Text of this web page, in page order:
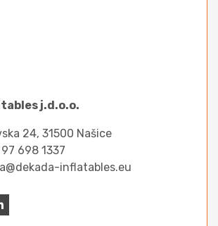
j.d.o.o.
24, 31500 Našice
698 1337
inflatables.eu